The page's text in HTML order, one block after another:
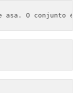
asa. O